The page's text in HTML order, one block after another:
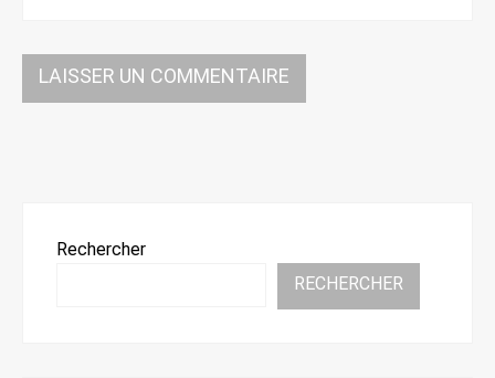
Rechercher
RECHERCHER